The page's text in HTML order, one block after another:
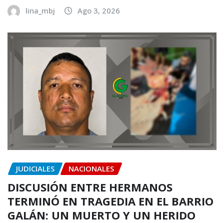
lina_mbj Ago 3, 2026
JUDICIALES NACIONALES
DISCUSIÓN ENTRE HERMANOS
TERMINÓ EN TRAGEDIA EN EL BARRIO
GALÁN: UN MUERTO Y UN HERIDO